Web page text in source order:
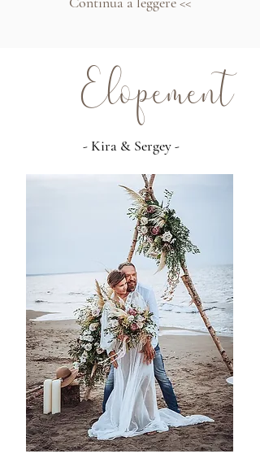
Elopement
- Kira & Sergey -